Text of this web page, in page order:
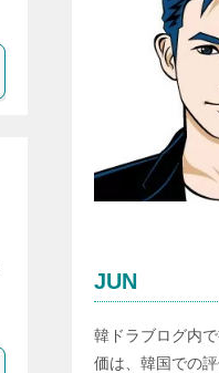
JUN
韓ドラブログ内
価は、韓国での